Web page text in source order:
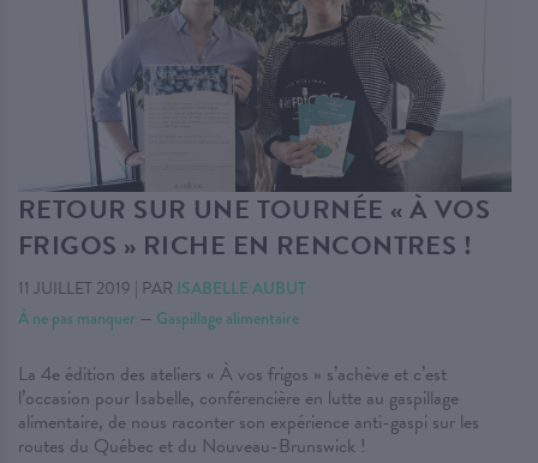
RETOUR SUR UNE TOURNÉE « À VOS
FRIGOS » RICHE EN RENCONTRES !
11 JUILLET 2019 | PAR ISABELLE AUBUT
À ne pas manquer — Gaspillage alimentaire
La 4e édition des ateliers « À vos frigos » s’achève et c’est
l’occasion pour Isabelle, conférencière en lutte au gaspillage
alimentaire, de nous raconter son expérience anti-gaspi sur les
routes du Québec et du Nouveau-Brunswick !